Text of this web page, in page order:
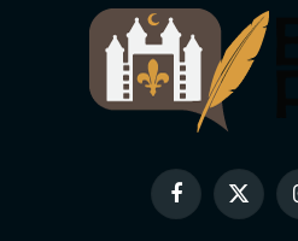
Facebook
X